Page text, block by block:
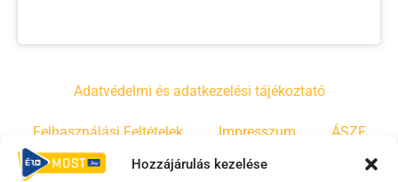
Hozzájárulás kezelése
Adatvédelmi és adatkezelési tájékoztató
Felhasználási Feltételek Impresszum ÁSZF
Irányelvek Moderálási szabályzat